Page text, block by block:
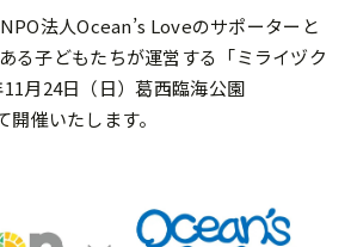
法人Ocean’s Loveのサポーターと
る子どもたちが運営する「ミライヅク
月24日（日）葛西臨海公園
催いたします。